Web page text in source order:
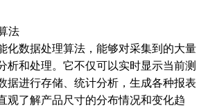
法
化数据处理算法，能够对采集到的大量
析和处理。它不仅可以实时显示当前测
据进行存储、统计分析，生成各种报表
观了解产品尺寸的分布情况和变化趋